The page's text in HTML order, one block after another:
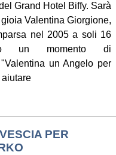
Grand Hotel Biffy. Sarà
Valentina Giorgione,
nel 2005 a soli 16
un momento di
un Angelo per
aiutare
PER